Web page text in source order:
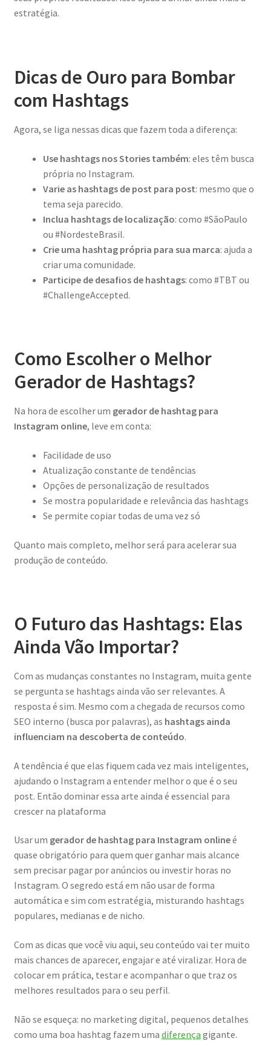
estratégia.
Dicas de Ouro para Bombar
com Hashtags
Agora, se liga nessas dicas que fazem toda a diferença:
Use hashtags nos Stories também: eles têm busca
própria no Instagram.
Varie as hashtags de post para post: mesmo que o
tema seja parecido.
Inclua hashtags de localização: como #SãoPaulo
ou #NordesteBrasil.
Crie uma hashtag própria para sua marca: ajuda a
criar uma comunidade.
Participe de desafios de hashtags: como #TBT ou
#ChallengeAccepted.
Como Escolher o Melhor
Gerador de Hashtags?
Na hora de escolher um gerador de hashtag para
Instagram online, leve em conta:
Facilidade de uso
Atualização constante de tendências
Opções de personalização de resultados
Se mostra popularidade e relevância das hashtags
Se permite copiar todas de uma vez só
Quanto mais completo, melhor será para acelerar sua
produção de conteúdo.
O Futuro das Hashtags: Elas
Ainda Vão Importar?
Com as mudanças constantes no Instagram, muita gente
se pergunta se hashtags ainda vão ser relevantes. A
resposta é sim. Mesmo com a chegada de recursos como
SEO interno (busca por palavras), as hashtags ainda
influenciam na descoberta de conteúdo.
A tendência é que elas fiquem cada vez mais inteligentes,
ajudando o Instagram a entender melhor o que é o seu
post. Então dominar essa arte ainda é essencial para
crescer na plataforma
Usar um gerador de hashtag para Instagram onlineé
quase obrigatório para quem quer ganhar mais alcance
sem precisar pagar por anúncios ou investir horas no
Instagram. O segredo está em não usar de forma
automática e sim com estratégia, misturando hashtags
populares, medianas e de nicho.
Com as dicas que você viu aqui, seu conteúdo vai ter muito
mais chances de aparecer, engajar e até viralizar. Hora de
colocar em prática, testar e acompanhar o que traz os
melhores resultados para o seu perfil.
Não se esqueça: no marketing digital, pequenos detalhes
como uma boa hashtag fazem uma diferença gigante.